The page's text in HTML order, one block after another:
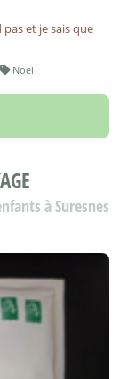
et je sais que
Noël
à Suresnes